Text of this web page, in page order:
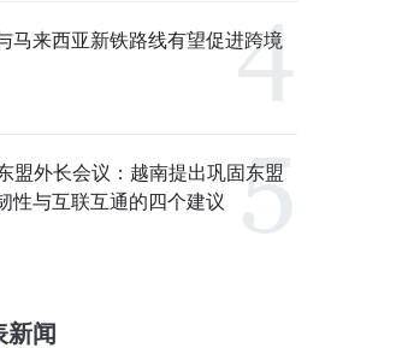
马来西亚新铁路线有望促进跨境
盟外长会议：越南提出巩固东盟
性与互联互通的四个建议
新闻